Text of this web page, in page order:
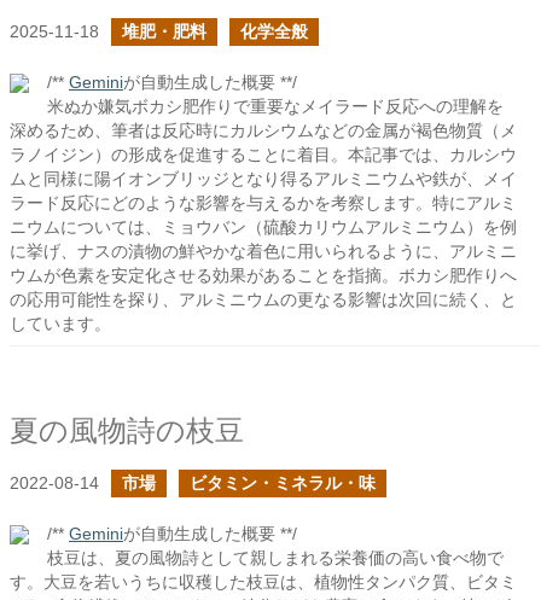
2025-11-18 堆肥・肥料 化学全般
/** Geminiが自動生成した概要 **/
米ぬか嫌気ボカシ肥作りで重要なメイラード反応への理解を
深めるため、筆者は反応時にカルシウムなどの金属が褐色物質（メ
ラノイジン）の形成を促進することに着目。本記事では、カルシウ
ムと同様に陽イオンブリッジとなり得るアルミニウムや鉄が、メイ
ラード反応にどのような影響を与えるかを考察します。特にアルミ
ニウムについては、ミョウバン（硫酸カリウムアルミニウム）を例
に挙げ、ナスの漬物の鮮やかな着色に用いられるように、アルミニ
ウムが色素を安定化させる効果があることを指摘。ボカシ肥作りへ
の応用可能性を探り、アルミニウムの更なる影響は次回に続く、と
しています。
夏の風物詩の枝豆
2022-08-14 市場 ビタミン・ミネラル・味
/** Geminiが自動生成した概要 **/
枝豆は、夏の風物詩として親しまれる栄養価の高い食べ物で
す。大豆を若いうちに収穫した枝豆は、植物性タンパク質、ビタミ